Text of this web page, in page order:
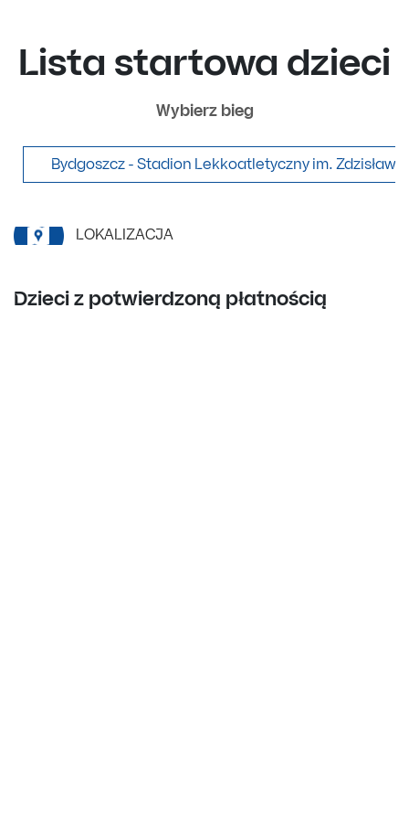
Lista startowa dzieci
Wybierz bieg
Bydgoszcz - Stadion Lekkoatletyczny im.
LOKALIZACJA
Dzieci z potwierdzoną płatnością